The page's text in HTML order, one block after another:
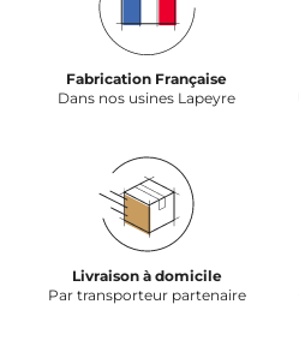
Fabrication Française
Dans nos usines Lapeyre
Livraison à domicile
Par transporteur partenaire